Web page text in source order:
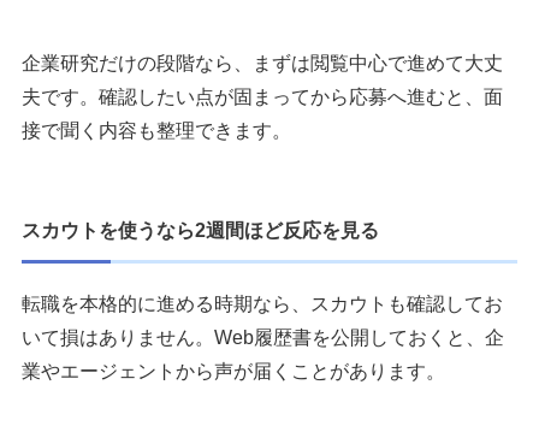
企業研究だけの段階なら、まずは閲覧中心で進めて大丈
夫です。確認したい点が固まってから応募へ進むと、面
接で聞く内容も整理できます。
スカウトを使うなら2週間ほど反応を見る
転職を本格的に進める時期なら、スカウトも確認してお
いて損はありません。Web履歴書を公開しておくと、企
業やエージェントから声が届くことがあります。